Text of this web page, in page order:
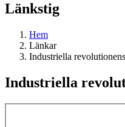
Länkstig
Hem
Länkar
Industriella
Industriella